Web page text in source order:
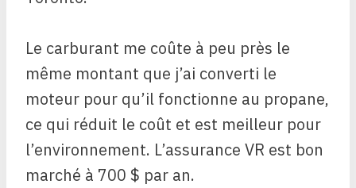
Le carburant me coûte à peu près le
même montant que j’ai converti le
moteur pour qu’il fonctionne au propane,
ce qui réduit le coût et est meilleur pour
l’environnement. L’assurance VR est bon
marché à 700 $ par an.